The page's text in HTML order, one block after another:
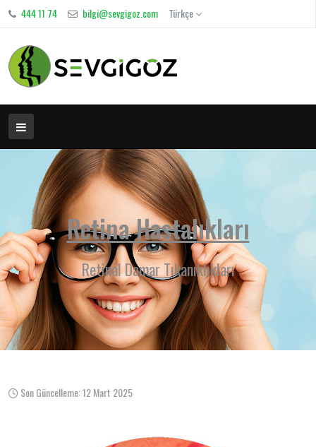
444 11 74 bilgi@sevgigoz.com Türkçe
Retina Hastalıkları
Retinal Damar Tıkanıklıkları
Son Güncelleme: 12 Mart 2025